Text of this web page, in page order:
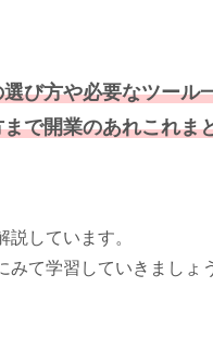
び方や必要なツール
で開業のあれこれま
説しています。
みて学習していきましょ